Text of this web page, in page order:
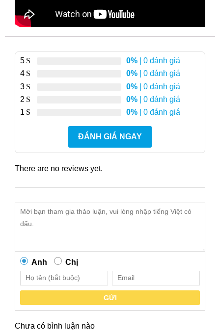
5 0% | 0 đánh giá
4
0% | 0 đánh giá
3
0% | 0 đánh giá
2
0% | 0 đánh giá
1
0% | 0 đánh giá
ĐÁNH GIÁ NGAY
There are no reviews yet.
Anh Chị
GỬI
Chưa có bình luận nào